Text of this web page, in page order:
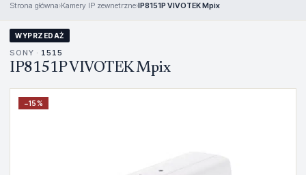
Strona główna›Kamery IP zewnetrzne›IP8151P VIVOTEK Mpix
WYPRZEDAŻ
SONY · 1515
IP8151P VIVOTEK Mpix
−15%